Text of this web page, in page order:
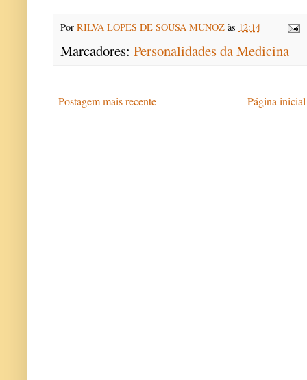
Por RILVA LOPES DE SOUSA MUNOZ às 12:14
Marcadores: Personalidades da Medicina
Postagem mais recente Página inicial